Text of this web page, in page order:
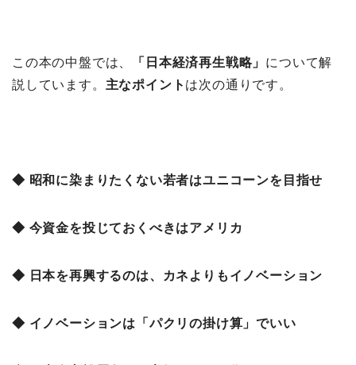
この本の中盤では、 「日本経済再生戦略」 について解
説しています。 主なポイント は次の通りです。
◆ 昭和に染まりたくない若者はユニコーンを目指せ
◆ 今資金を投じておくべきはアメリカ
◆ 日本を再興するのは、カネよりもイノベーション
◆ イノベーションは「パクリの掛け算」でいい